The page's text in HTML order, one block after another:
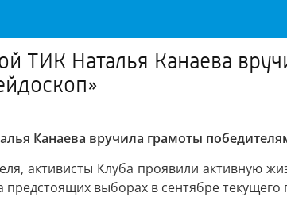
ТИК Наталья Канаева
Канаева вручила грамоты
активисты Клуба проявили активную
выборах в сентябре текущего